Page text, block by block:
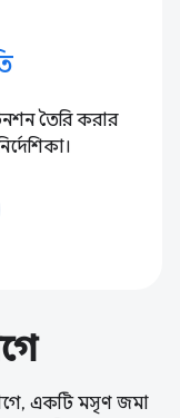
তৈরি করার
একটি মসৃণ জমা